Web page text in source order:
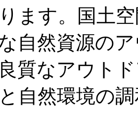
ます。国土
自然資源の
質なアウト
自然環境の